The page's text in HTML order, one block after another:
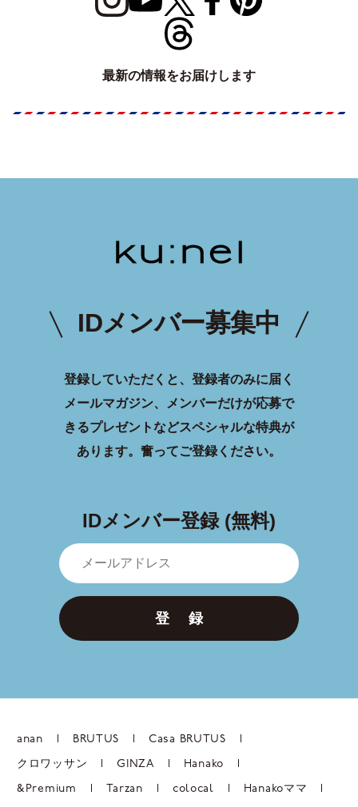
最新の情報をお届けします
IDメンバー募集中
登録していただくと、登録者のみに届く
メールマガジン、メンバーだけが応募で
きるプレゼントなどスペシャルな特典が
あります。 奮ってご登録ください。
IDメンバー登録 (無料)
登 録
anan BRUTUS Casa BRUTUS
クロワッサン GINZA Hanako
&Premium Tarzan colocal Hanakoママ